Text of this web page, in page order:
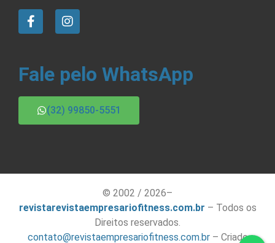
Fale pelo WhatsApp
(32) 99850-5551
© 2002 / 2026–
revistarevistaempresariofitness.com.br – Todos os
Direitos reservados.
contato@revistaempresariofitness.com.br– Criado